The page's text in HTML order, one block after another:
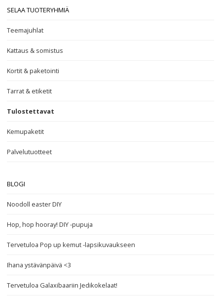
SELAA TUOTERYHMIÄ
Teemajuhlat
Kattaus & somistus
Kortit & paketointi
Tarrat & etiketit
Tulostettavat
Kemupaketit
Palvelutuotteet
BLOGI
Noodoll easter DIY
Hop, hop hooray! DIY -pupuja
Tervetuloa Pop up kemut -lapsikuvaukseen
Ihana ystävänpäivä <3
Tervetuloa Galaxibaariin Jedikokelaat!